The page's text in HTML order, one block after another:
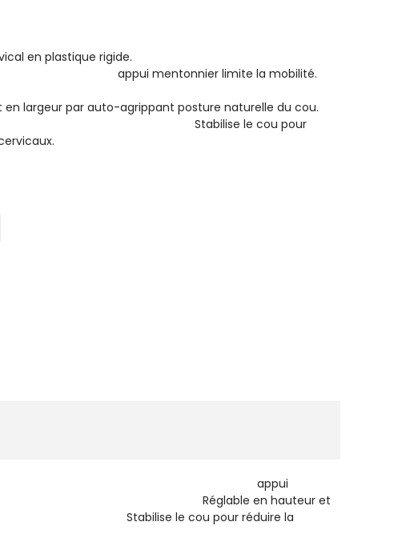
rachis cervical en plastique rigide.
limite la mobilité.
par auto-agrippant posture naturelle du cou.
le cou pour
rigide. appui
en hauteur et
le cou pour réduire la